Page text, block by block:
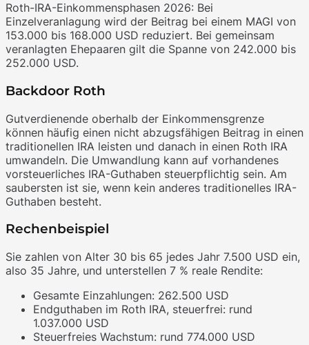
Roth-IRA-Einkommensphasen 2026: Bei
Einzelveranlagung wird der Beitrag bei einem MAGI von
153.000 bis 168.000 USD reduziert. Bei gemeinsam
veranlagten Ehepaaren gilt die Spanne von 242.000 bis
252.000 USD.
Backdoor Roth
Gutverdienende oberhalb der Einkommensgrenze
können häufig einen nicht abzugsfähigen Beitrag in einen
traditionellen IRA leisten und danach in einen Roth IRA
umwandeln. Die Umwandlung kann auf vorhandenes
vorsteuerliches IRA-Guthaben steuerpflichtig sein. Am
saubersten ist sie, wenn kein anderes traditionelles IRA-
Guthaben besteht.
Rechenbeispiel
Sie zahlen von Alter 30 bis 65 jedes Jahr 7.500 USD ein,
also 35 Jahre, und unterstellen 7 % reale Rendite:
Gesamte Einzahlungen: 262.500 USD
Endguthaben im Roth IRA, steuerfrei: rund
1.037.000 USD
Steuerfreies Wachstum: rund 774.000 USD